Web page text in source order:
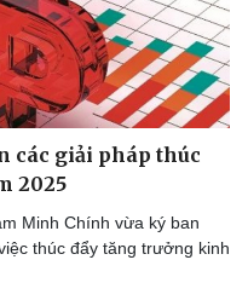
Câu chuyện thời sự
Đọc truyện đêm khuya
các giải pháp thúc
2025
Minh Chính vừa ký ban
thúc đẩy tăng trưởng kinh